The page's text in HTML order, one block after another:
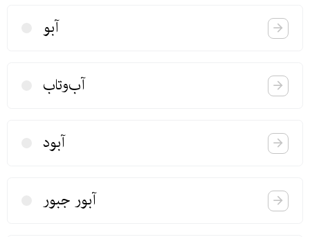
آبو
آب‌وتاب
آبود
آبور جبور